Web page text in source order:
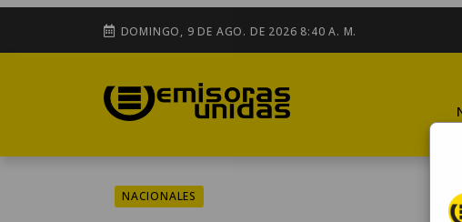
DOMINGO, 9 DE AGO. DE 2026 8:40 A. M.
NACIONALES